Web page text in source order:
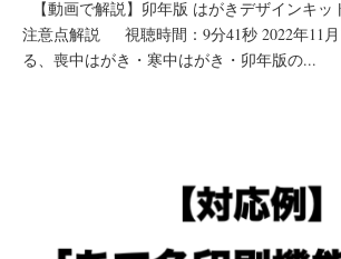
【動画で解説】卯年版 はがきデザインキッ
注意点解説 視聴時間：9分41秒 2022年11
る、喪中はがき・寒中はがき・卯年版の...